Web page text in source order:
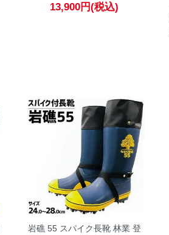
13,900円(税込)
岩礁 55 スパイク長靴 林業 登